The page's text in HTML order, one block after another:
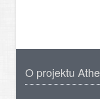
O projektu